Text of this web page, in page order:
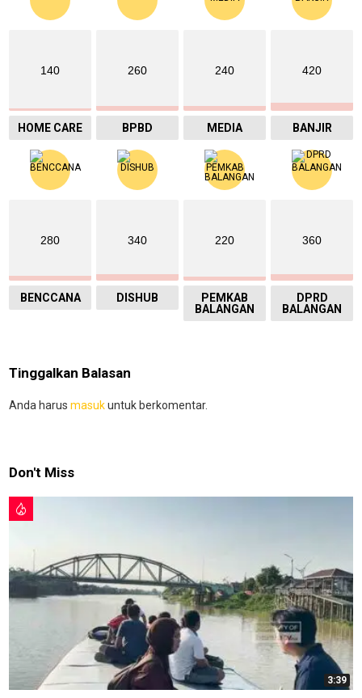
140
HOME CARE
260
BPBD
240
MEDIA
420
BANJIR
280
BENCCANA
340
DISHUB
220
PEMKAB
BALANGAN
360
DPRD
BALANGAN
Tinggalkan Balasan
Anda harus masukuntuk berkomentar.
Don't Miss
3:39